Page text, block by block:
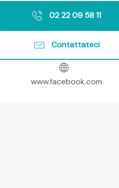
02 22 09 58 11
Contattateci
www.facebook.com